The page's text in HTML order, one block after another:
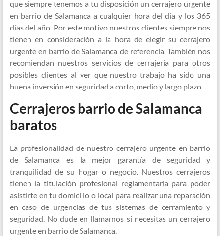
que siempre tenemos a tu disposición un cerrajero urgente
en barrio de Salamanca a cualquier hora del día y los 365
días del año. Por este motivo nuestros clientes siempre nos
tienen en consideración a la hora de elegir su cerrajero
urgente en barrio de Salamanca de referencia. También nos
recomiendan nuestros servicios de cerrajería para otros
posibles clientes al ver que nuestro trabajo ha sido una
buena inversión en seguridad a corto, medio y largo plazo.
Cerrajeros barrio de Salamanca
baratos
La profesionalidad de nuestro cerrajero urgente en barrio
de Salamanca es la mejor garantía de seguridad y
tranquilidad de su hogar o negocio. Nuestros cerrajeros
tienen la titulación profesional reglamentaria para poder
asistirte en tu domicilio o local para realizar una reparación
en caso de urgencias de tus sistemas de cerramiento y
seguridad. No dude en llamarnos si necesitas un cerrajero
urgente en barrio de Salamanca.